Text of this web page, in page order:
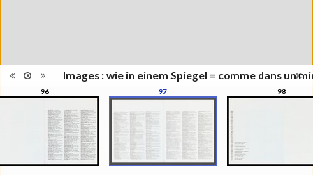
Images : wie in einem Spiegel = comme dans un
96 97 98